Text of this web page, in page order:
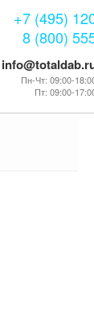
+7 (495)
8 (800)
Пн-Чт: 09:00-
Пт: 09:00-